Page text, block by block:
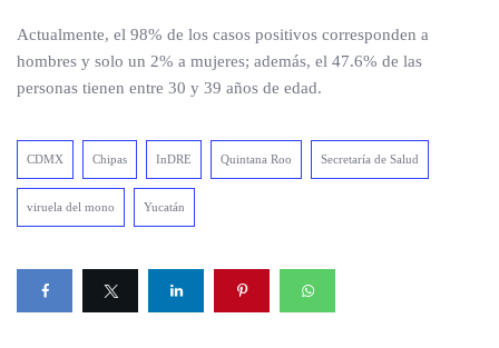
Actualmente, el 98% de los casos positivos corresponden a
hombres y solo un 2% a mujeres; además, el 47.6% de las
personas tienen entre 30 y 39 años de edad.
CDMX Chipas InDRE Quintana Roo Secretaría de Salud
viruela del mono Yucatán